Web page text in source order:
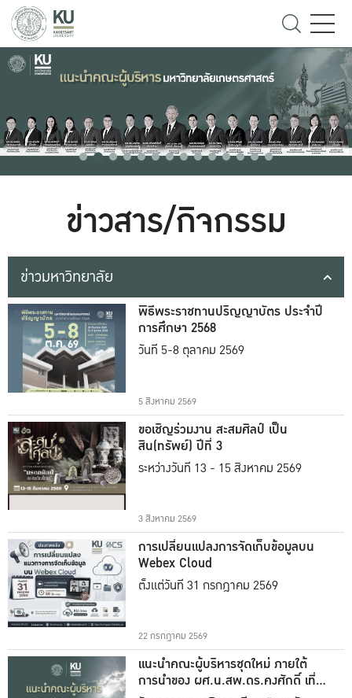
ข่าวสาร/กิจกรรม
ข่าวมหาวิทยาลัย
พิธีพระราชทานปริญญาบัตร ประจำปี
การศึกษา 2568
วันที่ 5-8 ตุลาคม 2569
5 สิงหาคม 2569
ขอเชิญร่วมงาน สะสมศิลป์ เป็น
สิน(ทรัพย์) ปีที่ 3
ระหว่างวันที่ 13 - 15 สิงหาคม 2569
3 สิงหาคม 2569
การเปลี่ยนแปลงการจัดเก็บข้อมูลบน
Webex Cloud
ตั้งแต่วันที่ 31 กรกฎาคม 2569
22 กรกฎาคม 2569
แนะนำคณะผู้บริหารชุดใหม่ ภายใต้
การนำของ ผศ.น.สพ.ดร.คงศักดิ์ เที่ยง